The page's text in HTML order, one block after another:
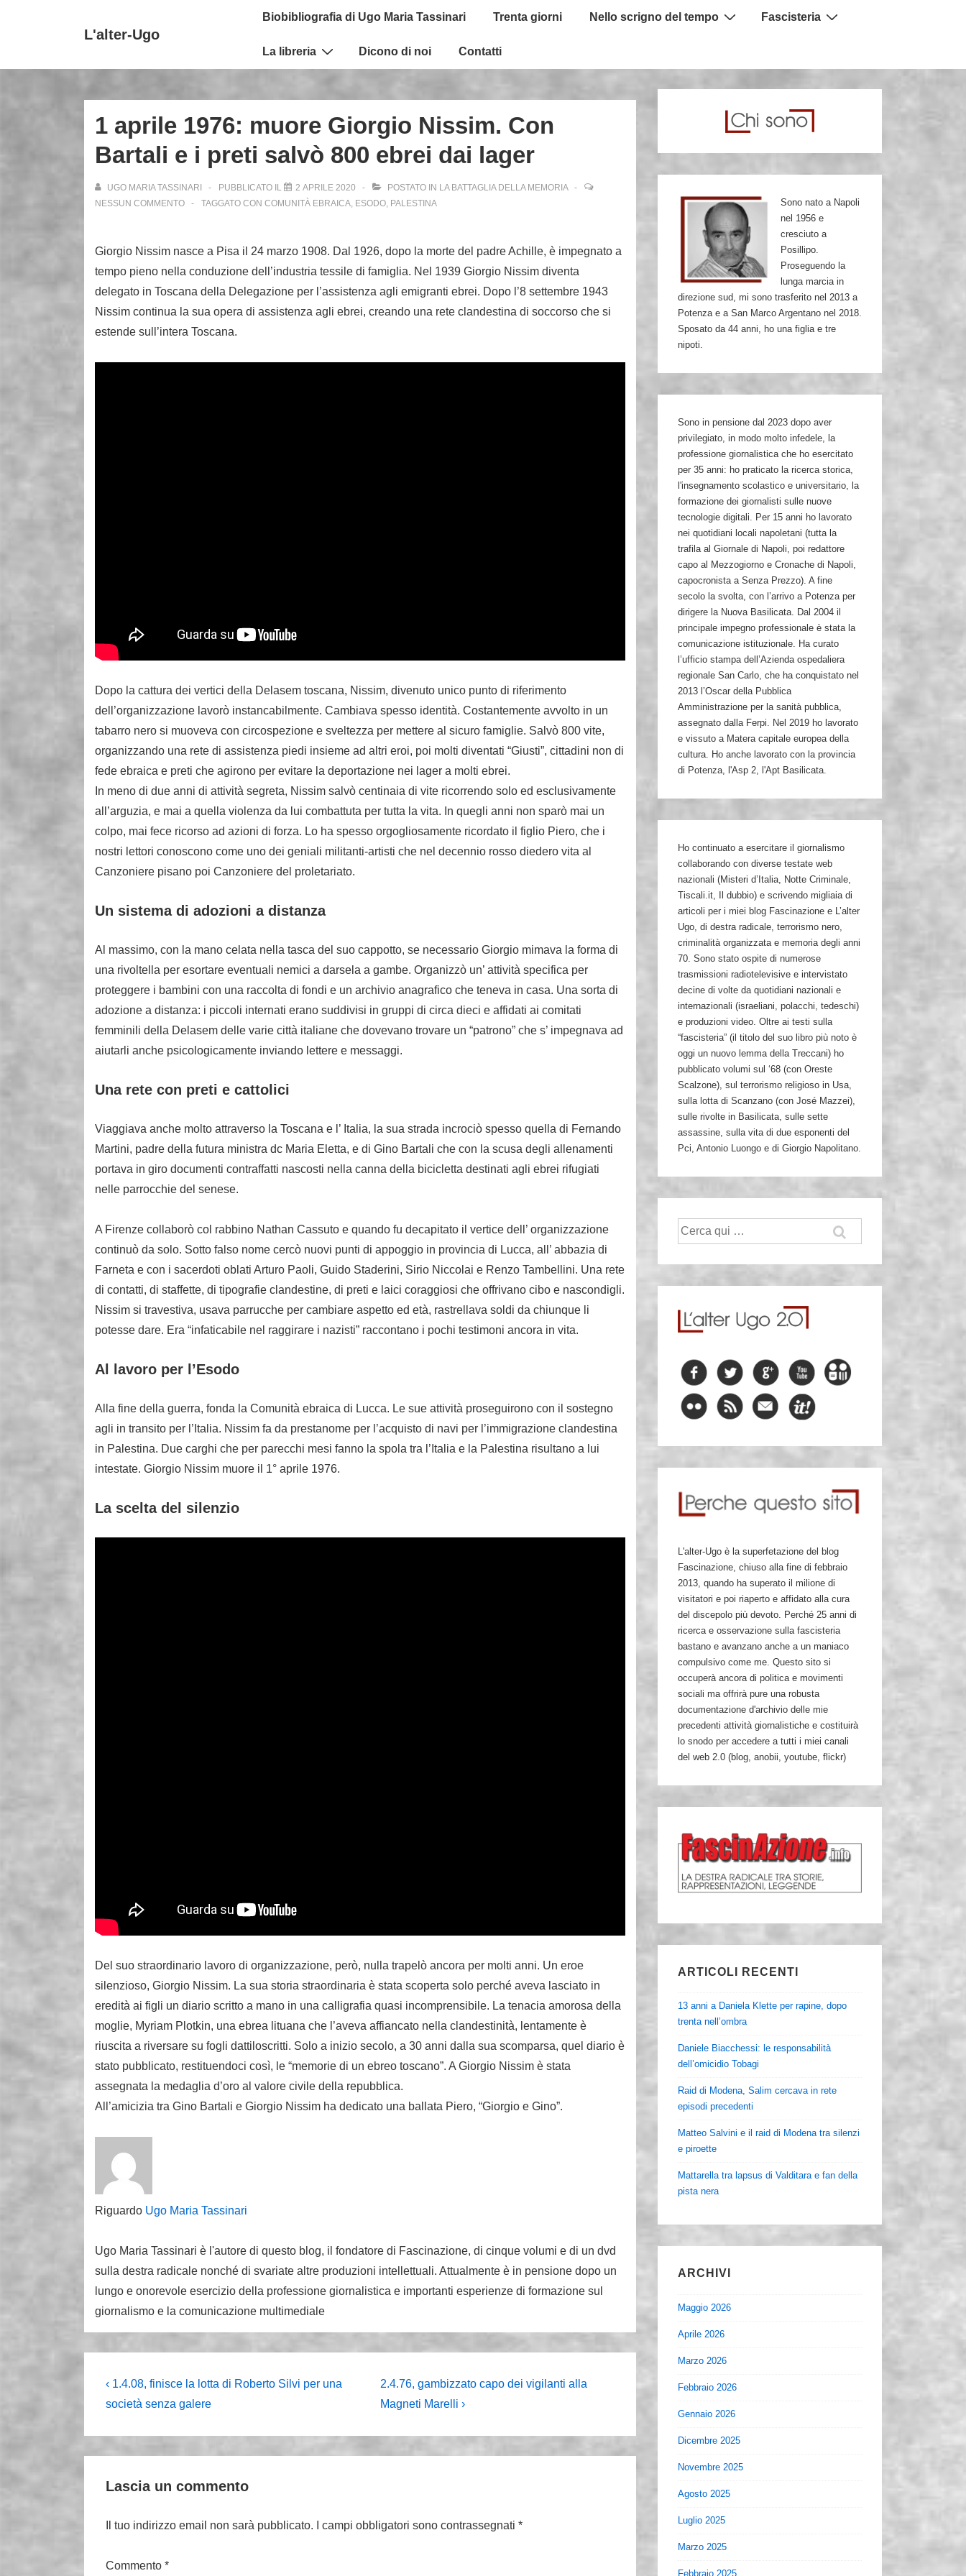
contenuto
L'alter-Ugo
Menu
Biobibliografia di Ugo Maria Tassinari Trenta giorni Nello scrigno del tempo Fascisteria
La libreria Dicono di noi Contatti
1 aprile 1976: muore Giorgio Nissim. Con
Bartali e i preti salvò 800 ebrei dai lager
UGO MARIA TASSINARI PUBBLICATO IL 2 APRILE 2020 POSTATO IN LA BATTAGLIA DELLA MEMORIA
NESSUN COMMENTO
TAGGATO CON COMUNITÀ EBRAICA, ESODO, PALESTINA
Giorgio Nissim nasce a Pisa il 24 marzo 1908. Dal 1926, dopo la morte del padre Achille, è impegnato a
tempo pieno nella conduzione dell’industria tessile di famiglia. Nel 1939 Giorgio Nissim diventa
delegato in Toscana della Delegazione per l’assistenza agli emigranti ebrei. Dopo l’8 settembre 1943
Nissim continua la sua opera di assistenza agli ebrei, creando una rete clandestina di soccorso che si
estende sull’intera Toscana.
Dopo la cattura dei vertici della Delasem toscana, Nissim, divenuto unico punto di riferimento
dell’organizzazione lavorò instancabilmente. Cambiava spesso identità. Costantemente avvolto in un
tabarro nero si muoveva con circospezione e sveltezza per mettere al sicuro famiglie. Salvò 800 vite,
organizzando una rete di assistenza piedi insieme ad altri eroi, poi molti diventati “Giusti”, cittadini non di
fede ebraica e preti che agirono per evitare la deportazione nei lager a molti ebrei.
In meno di due anni di attività segreta, Nissim salvò centinaia di vite ricorrendo solo ed esclusivamente
all’arguzia, e mai a quella violenza da lui combattuta per tutta la vita. In quegli anni non sparò mai un
colpo, mai fece ricorso ad azioni di forza. Lo ha spesso orgogliosamente ricordato il figlio Piero, che i
nostri lettori conoscono come uno dei geniali militanti-artisti che nel decennio rosso diedero vita al
Canzoniere pisano poi Canzoniere del proletariato.
Un sistema di adozioni a distanza
Al massimo, con la mano celata nella tasca del suo cappotto, se necessario Giorgio mimava la forma di
una rivoltella per esortare eventuali nemici a darsela a gambe. Organizzò un’ attività specifica per
proteggere i bambini con una raccolta di fondi e un archivio anagrafico che teneva in casa. Una sorta di
adozione a distanza: i piccoli internati erano suddivisi in gruppi di circa dieci e affidati ai comitati
femminili della Delasem delle varie città italiane che dovevano trovare un “patrono” che s’ impegnava ad
aiutarli anche psicologicamente inviando lettere e messaggi.
Una rete con preti e cattolici
Viaggiava anche molto attraverso la Toscana e l’ Italia, la sua strada incrociò spesso quella di Fernando
Martini, padre della futura ministra dc Maria Eletta, e di Gino Bartali che con la scusa degli allenamenti
portava in giro documenti contraffatti nascosti nella canna della bicicletta destinati agli ebrei rifugiati
nelle parrocchie del senese.
A Firenze collaborò col rabbino Nathan Cassuto e quando fu decapitato il vertice dell’ organizzazione
continuò da solo. Sotto falso nome cercò nuovi punti di appoggio in provincia di Lucca, all’ abbazia di
Farneta e con i sacerdoti oblati Arturo Paoli, Guido Staderini, Sirio Niccolai e Renzo Tambellini. Una rete
di contatti, di staffette, di tipografie clandestine, di preti e laici coraggiosi che offrivano cibo e nascondigli.
Nissim si travestiva, usava parrucche per cambiare aspetto ed età, rastrellava soldi da chiunque li
potesse dare. Era “infaticabile nel raggirare i nazisti” raccontano i pochi testimoni ancora in vita.
Al lavoro per l’Esodo
Alla fine della guerra, fonda la Comunità ebraica di Lucca. Le sue attività proseguirono con il sostegno
agli in transito per l’Italia. Nissim fa da prestanome per l’acquisto di navi per l’immigrazione clandestina
in Palestina. Due carghi che per parecchi mesi fanno la spola tra l’Italia e la Palestina risultano a lui
intestate. Giorgio Nissim muore il 1° aprile 1976.
La scelta del silenzio
Del suo straordinario lavoro di organizzazione, però, nulla trapelò ancora per molti anni. Un eroe
silenzioso, Giorgio Nissim. La sua storia straordinaria è stata scoperta solo perché aveva lasciato in
eredità ai figli un diario scritto a mano in una calligrafia quasi incomprensibile. La tenacia amorosa della
moglie, Myriam Plotkin, una ebrea lituana che l’aveva affiancato nella clandestinità, lentamente è
riuscita a riversare su fogli dattiloscritti. Solo a inizio secolo, a 30 anni dalla sua scomparsa, quel diario è
stato pubblicato, restituendoci così, le “memorie di un ebreo toscano”. A Giorgio Nissim è stata
assegnata la medaglia d’oro al valore civile della repubblica.
All’amicizia tra Gino Bartali e Giorgio Nissim ha dedicato una ballata Piero, “Giorgio e Gino”.
Riguardo Ugo Maria Tassinari
Ugo Maria Tassinari è l'autore di questo blog, il fondatore di Fascinazione, di cinque volumi e di un dvd
sulla destra radicale nonché di svariate altre produzioni intellettuali. Attualmente è in pensione dopo un
lungo e onorevole esercizio della professione giornalistica e importanti esperienze di formazione sul
giornalismo e la comunicazione multimediale
Navigazione
articoli
L'articolo
precedente
‹ 1.4.08, finisce la lotta di Roberto Silvi per una
società senza galere
Il
prossimo
2.4.76, gambizzato capo dei vigilanti alla
Magneti Marelli ›
Lascia un commento
Il tuo indirizzo email non sarà pubblicato. I campi obbligatori sono contrassegnati *
Commento *
Sono nato a Napoli
nel 1956 e
cresciuto a
Posillipo.
Proseguendo la
lunga marcia in
direzione sud, mi sono trasferito nel 2013 a
Potenza e a San Marco Argentano nel 2018.
Sposato da 44 anni, ho una figlia e tre
nipoti.
Sono in pensione dal 2023 dopo aver
privilegiato, in modo molto infedele, la
professione giornalistica che ho esercitato
per 35 anni: ho praticato la ricerca storica,
l'insegnamento scolastico e universitario, la
formazione dei giornalisti sulle nuove
tecnologie digitali. Per 15 anni ho lavorato
nei quotidiani locali napoletani (tutta la
trafila al Giornale di Napoli, poi redattore
capo al Mezzogiorno e Cronache di Napoli,
capocronista a Senza Prezzo). A fine
secolo la svolta, con l’arrivo a Potenza per
dirigere la Nuova Basilicata. Dal 2004 il
principale impegno professionale è stata la
comunicazione istituzionale. Ha curato
l’ufficio stampa dell’Azienda ospedaliera
regionale San Carlo, che ha conquistato nel
2013 l’Oscar della Pubblica
Amministrazione per la sanità pubblica,
assegnato dalla Ferpi. Nel 2019 ho lavorato
e vissuto a Matera capitale europea della
cultura. Ho anche lavorato con la provincia
di Potenza, l'Asp 2, l'Apt Basilicata.
Ho continuato a esercitare il giornalismo
collaborando con diverse testate web
nazionali (Misteri d’Italia, Notte Criminale,
Tiscali.it, Il dubbio) e scrivendo migliaia di
articoli per i miei blog Fascinazione e L’alter
Ugo, di destra radicale, terrorismo nero,
criminalità organizzata e memoria degli anni
70. Sono stato ospite di numerose
trasmissioni radiotelevisive e intervistato
decine di volte da quotidiani nazionali e
internazionali (israeliani, polacchi, tedeschi)
e produzioni video. Oltre ai testi sulla
“fascisteria” (il titolo del suo libro più noto è
oggi un nuovo lemma della Treccani) ho
pubblicato volumi sul ‘68 (con Oreste
Scalzone), sul terrorismo religioso in Usa,
sulla lotta di Scanzano (con José Mazzei),
sulle rivolte in Basilicata, sulle sette
assassine, sulla vita di due esponenti del
Pci, Antonio Luongo e di Giorgio Napolitano.
Cerca:
L'alter-Ugo è la superfetazione del blog
Fascinazione, chiuso alla fine di febbraio
2013, quando ha superato il milione di
visitatori e poi riaperto e affidato alla cura
del discepolo più devoto. Perché 25 anni di
ricerca e osservazione sulla fascisteria
bastano e avanzano anche a un maniaco
compulsivo come me. Questo sito si
occuperà ancora di politica e movimenti
sociali ma offrirà pure una robusta
documentazione d'archivio delle mie
precedenti attività giornalistiche e costituirà
lo snodo per accedere a tutti i miei canali
del web 2.0 (blog, anobii, youtube, flickr)
ARTICOLI RECENTI
13 anni a Daniela Klette per rapine, dopo
trenta nell’ombra
Daniele Biacchessi: le responsabilità
dell’omicidio Tobagi
Raid di Modena, Salim cercava in rete
episodi precedenti
Matteo Salvini e il raid di Modena tra silenzi
e piroette
Mattarella tra lapsus di Valditara e fan della
pista nera
ARCHIVI
Maggio 2026
Aprile 2026
Marzo 2026
Febbraio 2026
Gennaio 2026
Dicembre 2025
Novembre 2025
Agosto 2025
Luglio 2025
Marzo 2025
Febbraio 2025